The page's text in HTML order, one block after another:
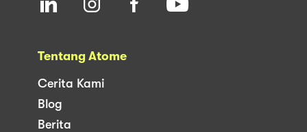
Tentang Atome
Cerita Kami
Blog
Berita